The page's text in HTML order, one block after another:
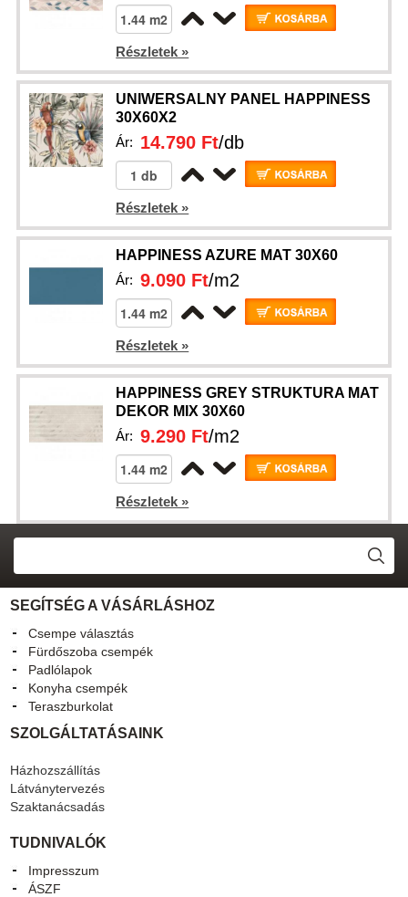
Részletek »
UNIWERSALNY PANEL HAPPINESS
30X60X2
Ár: 14.790 Ft/db
Részletek »
HAPPINESS AZURE MAT 30X60
Ár:9.090 Ft/m2
Részletek »
HAPPINESS GREY STRUKTURA MAT
DEKOR MIX 30X60
Ár:9.290 Ft/m2
Részletek »
SEGÍTSÉG A VÁSÁRLÁSHOZ
Csempe választás
Fürdőszoba csempék
Padlólapok
Konyha csempék
Teraszburkolat
SZOLGÁLTATÁSAINK
Házhozszállítás
Látványtervezés
Szaktanácsadás
TUDNIVALÓK
Impresszum
ÁSZF